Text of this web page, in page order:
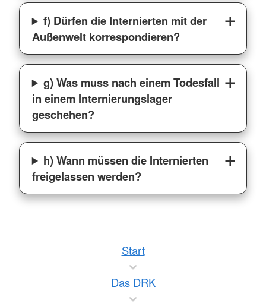
f) Dürfen die Internierten mit der
Außenwelt korrespondieren?
g) Was muss nach einem Todesfall
in einem Internierungslager
geschehen?
h) Wann müssen die Internierten
freigelassen werden?
Start
Das DRK